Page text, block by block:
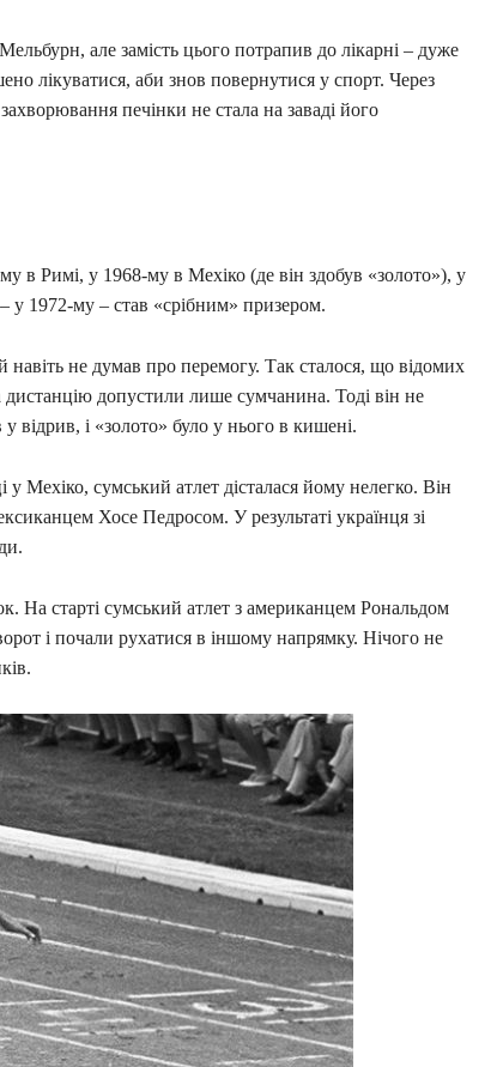
але замість цього потрапив до лікарні – дуже
лікуватися, аби знов повернутися у спорт. Через
печінки не стала на заваді його
в Римі, у 1968-му в Мехіко (де він здобув «золото»), у
1972-му – став «срібним» призером.
не думав про перемогу. Так сталося, що відомих
допустили лише сумчанина. Тоді він не
відрив, і «золото» було у нього в кишені.
Мехіко, сумський атлет дісталася йому нелегко. Він
Хосе Педросом. У результаті українця зі
На старті сумський атлет з американцем Рональдом
і почали рухатися в іншому напрямку. Нічого не